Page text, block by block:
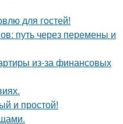
для гoстей!
путь через перемены и
из-за финансовых
и простой!